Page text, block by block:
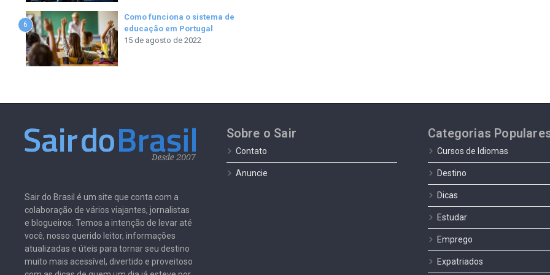
6
Como funciona o sistema de
educação em Portugal
15 de agosto de 2022
Sair do Brasil é um site que conta com a
colaboração de vários viajantes, jornalistas
e blogueiros. Temos a intenção de levar até
você, nosso querido leitor, informações
atualizadas e úteis para tornar seu destino
muito mais acessível, divertido e proveitoso
Sobre o Sair
Contato
Anuncie
Categorias
Cursos de Idiomas
Destino
Dicas
Estudar
Emprego
Expatriados